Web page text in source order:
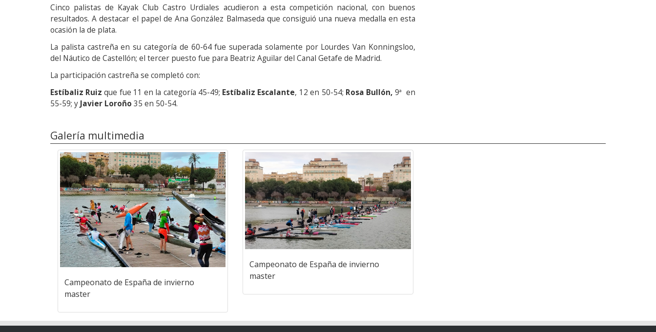
Cinco palistas de Kayak Club Castro Urdiales acudieron a esta competición nacional, con buenos
resultados. A destacar el papel de Ana González Balmaseda que consiguió una nueva medalla en esta
ocasión la de plata.
La palista castreña en su categoría de 60-64 fue superada solamente por Lourdes Van Konningsloo,
del Náutico de Castellón; el tercer puesto fue para Beatriz Aguilar del Canal Getafe de Madrid.
La participación castreña se completó con:
Estíbaliz Ruiz que fue 11 en la categoría 45-49; Estíbaliz Escalante, 12 en 50-54; Rosa Bullón, 9ª en
55-59; y Javier Loroño 35 en 50-54.
Galería multimedia
Campeonato de España de invierno
master
Campeonato de España de invierno
master